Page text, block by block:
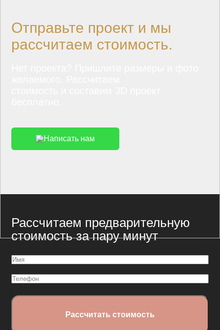
Отправьте проект и мы
рассчитаем стоимость.
Написать нам
Рассчитаем предварительную
стоимость за пару минут
Имя
Телефон